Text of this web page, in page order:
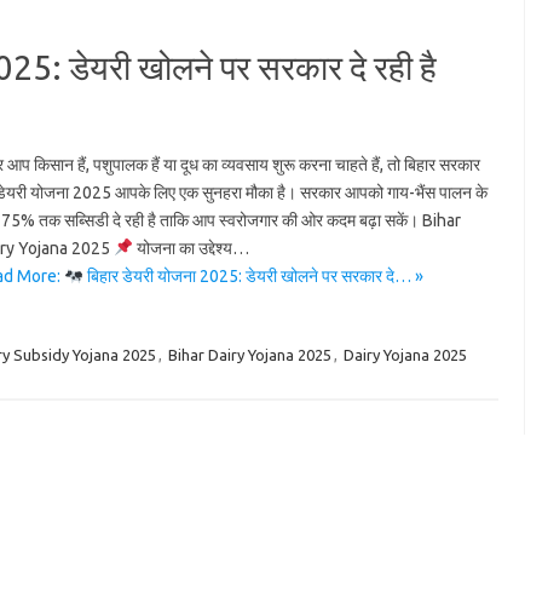
डेयरी खोलने पर सरकार दे रही है
आप किसान हैं, पशुपालक हैं या दूध का व्यवसाय शुरू करना चाहते हैं, तो बिहार सरकार
योजना 2025 आपके लिए एक सुनहरा मौका है। सरकार आपको गाय-भैंस पालन के
75% तक सब्सिडी दे रही है ताकि आप स्वरोजगार की ओर कदम बढ़ा सकें। Bihar
Yojana 2025
योजना का उद्देश्य…
More:
बिहार डेयरी योजना 2025: डेयरी खोलने पर सरकार दे… »
Subsidy Yojana 2025 , Bihar Dairy Yojana 2025 , Dairy Yojana 2025